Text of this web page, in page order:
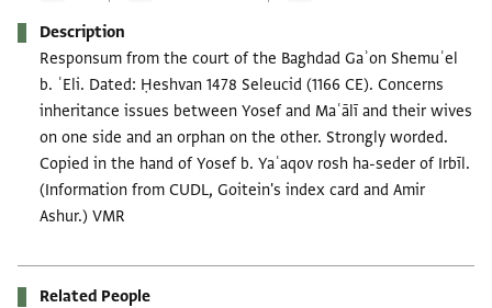
Description
Responsum from the court of the Baghdad Gaʾon Shemuʾel
b. ʿEli. Dated: Ḥeshvan 1478 Seleucid (1166 CE). Concerns
inheritance issues between Yosef and Maʿālī and their wives
on one side and an orphan on the other. Strongly worded.
Copied in the hand of Yosef b. Yaʿaqov rosh ha-seder of Irbīl.
(Information from CUDL, Goitein's index card and Amir
Ashur.) VMR
Related People